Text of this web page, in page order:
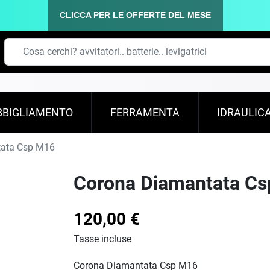
CLICCA PER LE OFFERTE DEL MESE
FERRAMENTA
Csp M16
Corona Diamantata
120,00 €
Tasse incluse
Corona Diamantata Csp M16